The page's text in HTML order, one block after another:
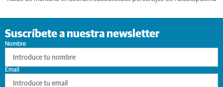
Suscríbete a nuestra newsletter
Nombre
Email